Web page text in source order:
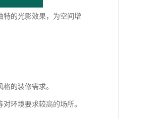
特的光影效果，为空间增
的装修需求。
环境要求较高的场所。